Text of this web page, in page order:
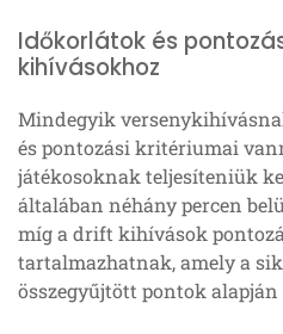
Időkorlátok és
kihívásokhoz
Mindegyik
és pontozási kritériumai
játékosoknak teljesíteniük
általában néhány percen
míg a drift kihívások
tartalmazhatnak, amely a
összegyűjtött pontok